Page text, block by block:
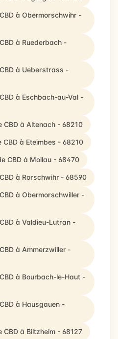
à Obermorschwihr -
à Ruederbach -
à Ueberstrass -
à Eschbach-au-Val -
CBD à Altenach - 68210
à Eteimbes - 68210
CBD à Mollau - 68470
à Rorschwihr - 68590
à Obermorschwiller -
à Valdieu-Lutran -
à Ammerzwiller -
à Bourbach-le-Haut -
à Hausgauen -
à Biltzheim - 68127